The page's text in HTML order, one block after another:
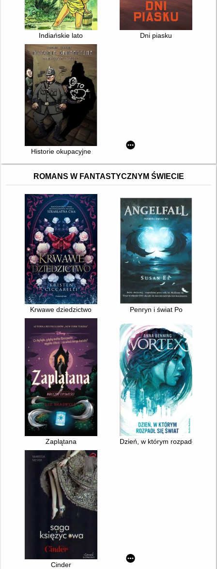
Indiańskie lato Dni piasku
Historie okupacyjne
ROMANS W FANTASTYCZNYM ŚWIECIE
Krwawe dziedzictwo Penryn i świat Po
Zaplątana Dzień, w którym rozpadł się
Cinder